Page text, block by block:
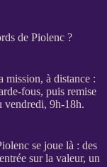
de Piolenc ?
mission, à distance :
fous, puis remise
vendredi, 9h-18h.
se joue là : des
sur la valeur, un